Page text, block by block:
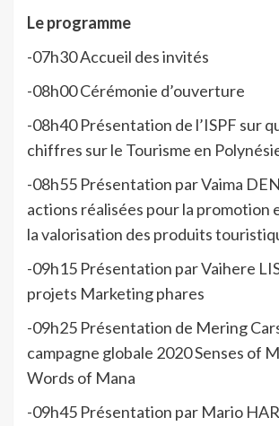
Le programme
-07h30 Accueil des invités
-08h00 Cérémonie d’ouverture
-08h40 Présentation de l’ISPF sur
chiffres sur le Tourisme en
-08h55 Présentation par Vaima
actions réalisées pour la promotion
la valorisation des produits
-09h15 Présentation par Vaihere
projets Marketing phares
-09h25 Présentation de Mering
campagne globale 2020 Senses of
Words of Mana
-09h45 Présentation par Mario